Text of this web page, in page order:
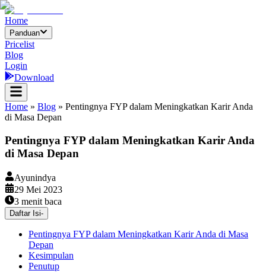
Home
Panduan
Pricelist
Blog
Login
Download
Home » Blog » Pentingnya FYP dalam Meningkatkan Karir Anda
di Masa Depan
Pentingnya FYP dalam Meningkatkan Karir Anda
di Masa Depan
Ayunindya
29 Mei 2023
3 menit baca
Daftar Isi-
Pentingnya FYP dalam Meningkatkan Karir Anda di Masa
Depan
Kesimpulan
Penutup